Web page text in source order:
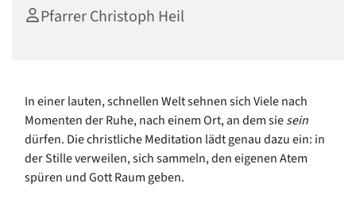
Pfarrer Christoph Heil
In einer lauten, schnellen Welt sehnen sich Viele nach
Momenten der Ruhe, nach einem Ort, an dem siesein
dürfen. Die christliche Meditation lädt genau dazu ein: in
der Stille verweilen, sich sammeln, den eigenen Atem
spüren und Gott Raum geben.